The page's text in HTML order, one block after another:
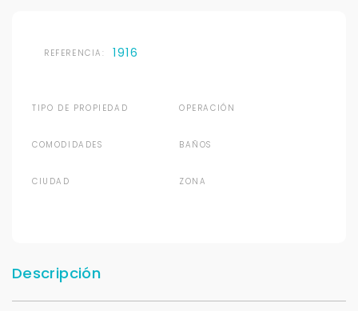
REFERENCIA: 1916
TIPO DE PROPIEDAD OPERACIÓN
COMODIDADES BAÑOS
CIUDAD ZONA
Descripción